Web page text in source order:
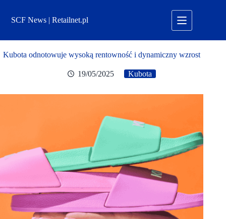
treściSCF News | Retailnet.pl
Kubota odnotowuje wysoką rentowność i dynamiczny wzrost
19/05/2025 Kubota